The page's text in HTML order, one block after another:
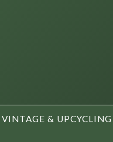
VINTAGE & UPCYCLING